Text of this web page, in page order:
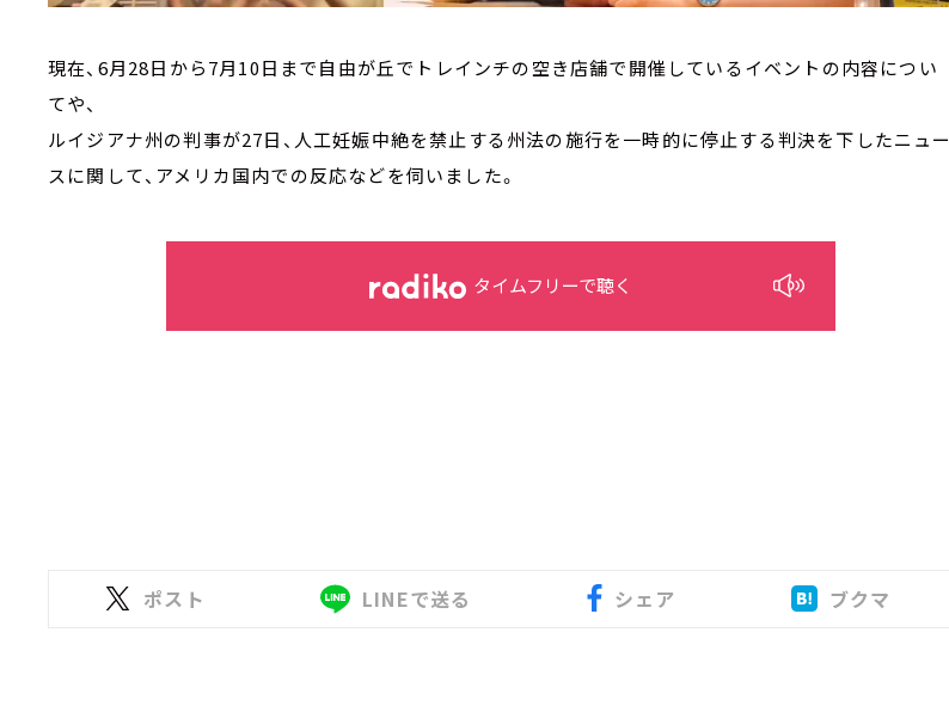
現在、6月28日から7月10日まで自由が丘でトレインチの空き店舗で開催しているイベントの内容につい
てや、
ルイジアナ州の判事が27日、人工妊娠中絶を禁止する州法の施行を一時的に停止する判決を下したニュー
スに関して、アメリカ国内での反応などを伺いました。
タイムフリーで聴く
ポスト LINEで送る シェア ブクマ